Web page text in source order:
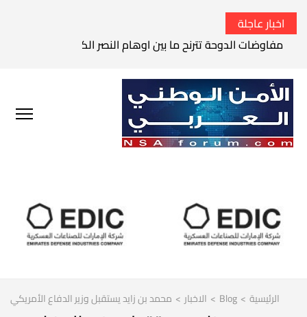
اخبار عاجلة
مفاوضات الدوحة تترنح ما بين اوهام النصر الكامل وواقع
الرئيسية >
Blog
> الاخبار > محمد بن زايد يستقبل وزير الدفاع الأمريكي